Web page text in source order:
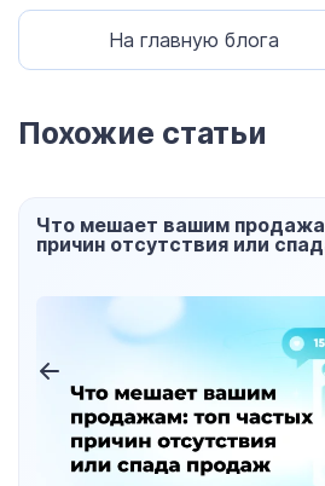
На главную блога
Похожие статьи
Оптимизация рекламных
практические советы